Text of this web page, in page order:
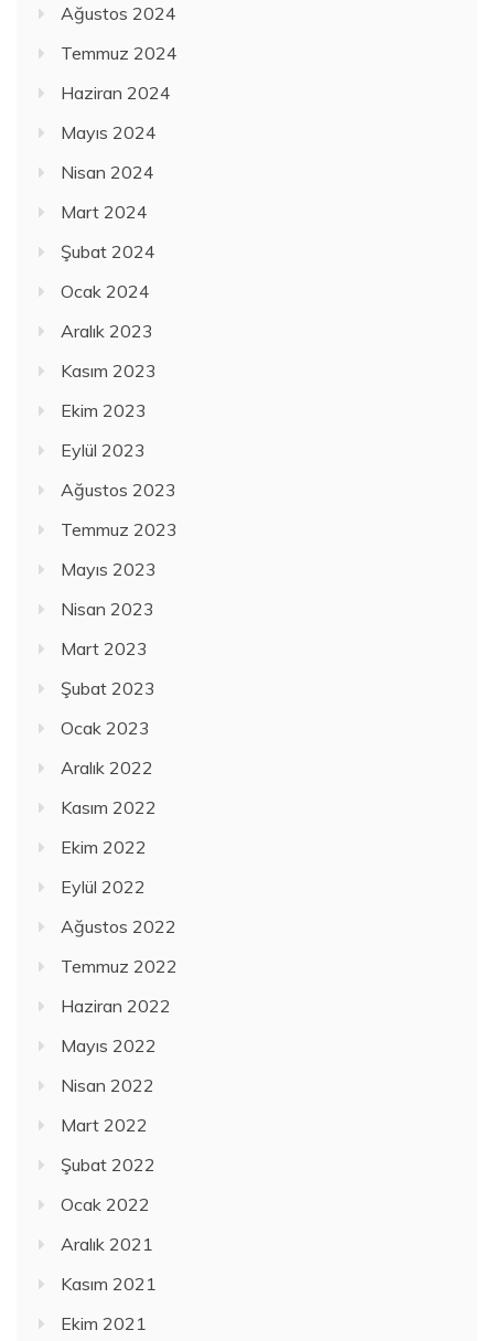
Ağustos 2024
Temmuz 2024
Haziran 2024
Mayıs 2024
Nisan 2024
Mart 2024
Şubat 2024
Ocak 2024
Aralık 2023
Kasım 2023
Ekim 2023
Eylül 2023
Ağustos 2023
Temmuz 2023
Mayıs 2023
Nisan 2023
Mart 2023
Şubat 2023
Ocak 2023
Aralık 2022
Kasım 2022
Ekim 2022
Eylül 2022
Ağustos 2022
Temmuz 2022
Haziran 2022
Mayıs 2022
Nisan 2022
Mart 2022
Şubat 2022
Ocak 2022
Aralık 2021
Kasım 2021
Ekim 2021